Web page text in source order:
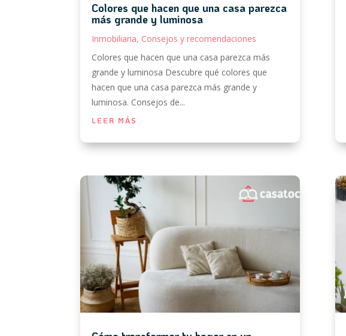
Colores que hacen que una casa parezca
más grande y luminosa
Inmobiliaria, Consejos y recomendaciones
Colores que hacen que una casa parezca más
grande y luminosa Descubre qué colores que
hacen que una casa parezca más grande y
luminosa. Consejos de...
LEER MÁS